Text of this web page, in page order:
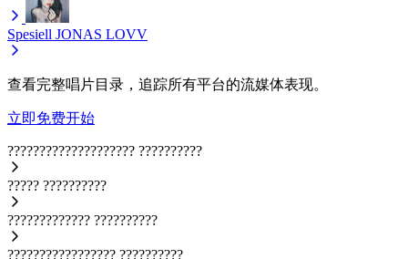
Spesiell JONAS LOVV
查看完整唱片目录，追踪所有平台的流媒体表现。
立即免费开始
???????????????????? ??????????
????? ??????????
????????????? ??????????
????????????????? ??????????